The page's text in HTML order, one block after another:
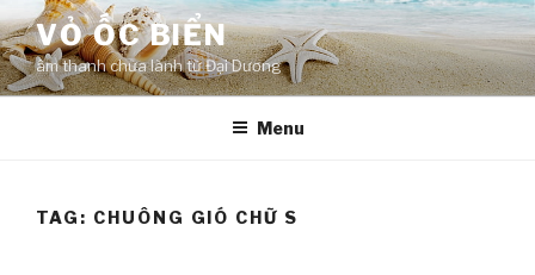
Skip
to
content
VỎ ỐC BIỂN
âm thanh chữa lành từ Đại Dương
Menu
TAG: CHUÔNG GIÓ CHỮ S